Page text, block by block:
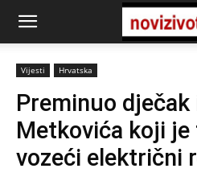
Vijesti Hrvatska
Preminuo dječak
Metkovića koji
vozeći električni